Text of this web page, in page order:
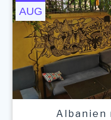
AUG
Albanien